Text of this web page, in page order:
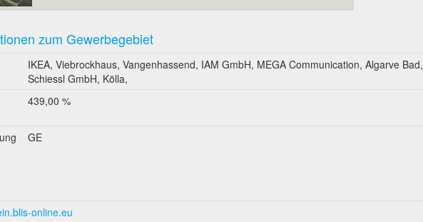
zum Gewerbegebiet
IKEA, Viebrockhaus, Vangenhassend, IAM GmbH, MEGA Communication, Algarve Bad,
Schiessl GmbH, Kölla,
439,00 %
GE
online.eu